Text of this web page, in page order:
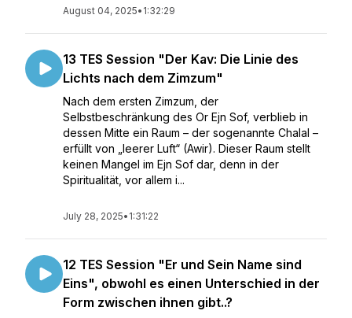
August 04, 2025• 1:32:29
13 TES Session "Der Kav: Die Linie des
Lichts nach dem Zimzum"
Nach dem ersten Zimzum, der
Selbstbeschränkung des Or Ejn Sof, verblieb in
dessen Mitte ein Raum – der sogenannte Chalal –
erfüllt von „leerer Luft“ (Awir). Dieser Raum stellt
keinen Mangel im Ejn Sof dar, denn in der
Spiritualität, vor allem i...
July 28, 2025• 1:31:22
12 TES Session "Er und Sein Name sind
Eins", obwohl es einen Unterschied in der
Form zwischen ihnen gibt..?